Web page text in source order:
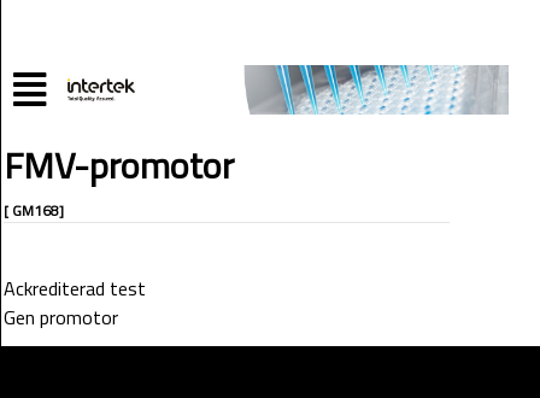
FMV-promotor
[ GM168]
Ackrediterad test
Gen promotor